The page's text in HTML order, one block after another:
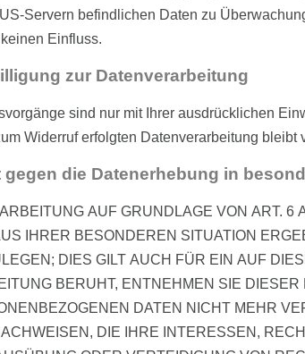
Servern befindlichen Daten zu
Einfluss.
zur Datenverarbeitung
sind nur mit Ihrer ausdrücklichen
Widerruf erfolgten Datenverarbeitung bleibt
die Datenerhebung in
AUF GRUNDLAGE VON ART. 6
IHRER BESONDEREN SITUATION
DIES GILT AUCH FÜR EIN AUF
BERUHT, ENTNEHMEN SIE
DATEN NICHT MEHR
DIE IHRE INTERESSEN,